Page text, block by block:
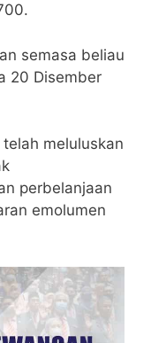
semasa beliau
20 Disember
meluluskan
perbelanjaan
emolumen